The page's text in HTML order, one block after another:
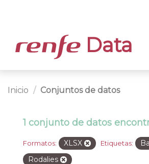
Data
Inicio Conjuntos de datos
1 conjunto de datos
Formatos: XLSX Etiquetas:
Rodalies